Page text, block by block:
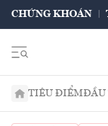
CHỨNG KHOÁN
TIÊU ĐIỂMĐẦU